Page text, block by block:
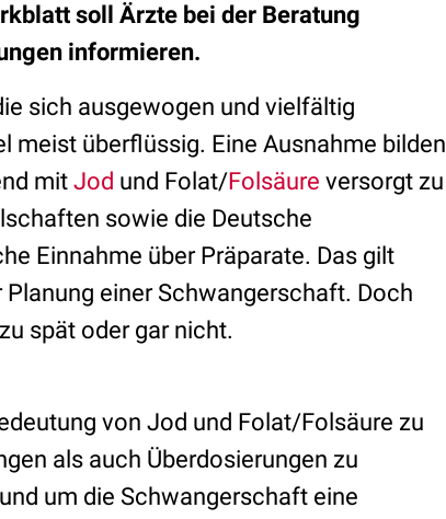
soll Ärzte bei der Beratung
informieren.
sich ausgewogen und vielfältig
meist überflüssig. Eine Ausnahme bilden
mitJod und Folat/Folsäure versorgt zu
sowie die Deutsche
Einnahme über Präparate. Das gilt
einer Schwangerschaft. Doch
spät oder gar nicht.
von Jod und Folat/Folsäure zu
als auch Überdosierungen zu
um die Schwangerschaft eine